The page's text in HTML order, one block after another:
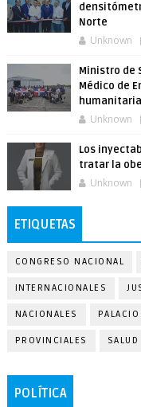
Norte
Unknown
Ministro de
Médico de
Unknown
Los
tratar la
Unknown
ETIQUETAS
CONGRESO NACIONAL
INTERNACIONALES
NACIONALES
PROVINCIALES SALUD
POLÍTICA